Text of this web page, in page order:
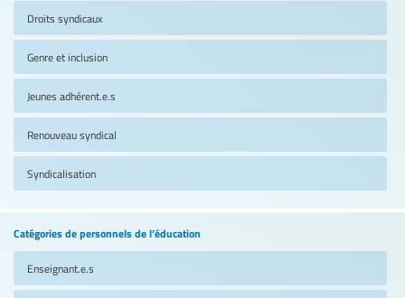
Droits syndicaux
Genre et inclusion
Jeunes adhérent.e.s
Renouveau syndical
Syndicalisation
Catégories de personnels de l’éducation
Enseignant.e.s